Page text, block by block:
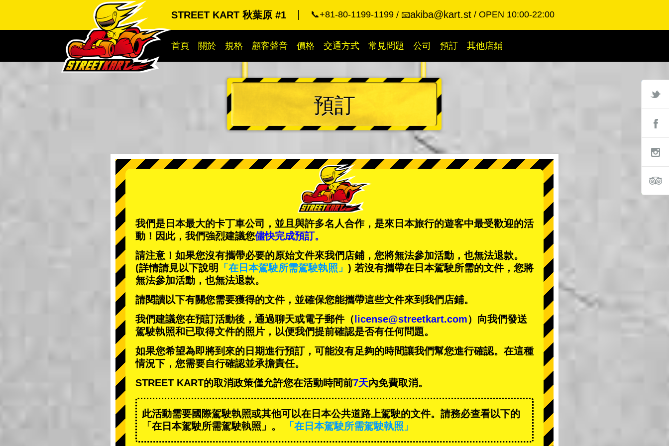
STREET KART 秋葉原 #1 📞+81-80-1199-1199 📧akiba@kart.st OPEN 10:00-22:00
首頁 關於 規格 顧客聲音 價格 交通方式 常見問題 公司 預訂 其他店鋪
預訂
我們是日本最大的卡丁車公司，並且與許多名人合作，是來日本旅行的遊客中最受歡迎的活
動 ！因此，我們強烈建議您儘快完成預訂。
請注意！如果您沒有攜帶必要的原始文件來我們店鋪，您將無法參加活動，也無法退款。
(詳情請見以下說明
「在日本駕駛所需駕駛執照」 ) 若沒有攜帶在日本駕駛所需的文件，您將
無法參加活動，也無法退款。
請閱讀以下有關您需要獲得的文件，並確保您能攜帶這些文件來到我們店鋪。
我們建議您在預訂活動後，通過聊天或電子郵件（ license@streetkart.com）向我們發送
駕駛執照和已取得文件的照片，以便我們提前確認是否有任何問題。
如果您希望為即將到來的日期進行預訂，可能沒有足夠的時間讓我們幫您進行確認。在這種
情況下，您需要自行確認並承擔責任。
STREET KART的取消政策僅允許您在活動時間前7天內免費取消。
此活動需要國際駕駛執照或其他可以在日本公共道路上駕駛的文件。請務必查看以下的
「在日本駕駛所需駕駛執照」。
「在日本駕駛所需駕駛執照」